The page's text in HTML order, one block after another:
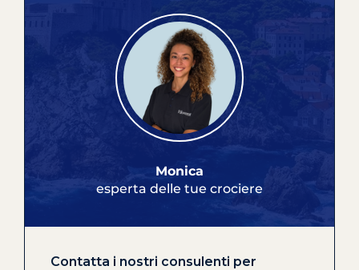
Monica
esperta delle tue crociere
Contatta i nostri consulenti per